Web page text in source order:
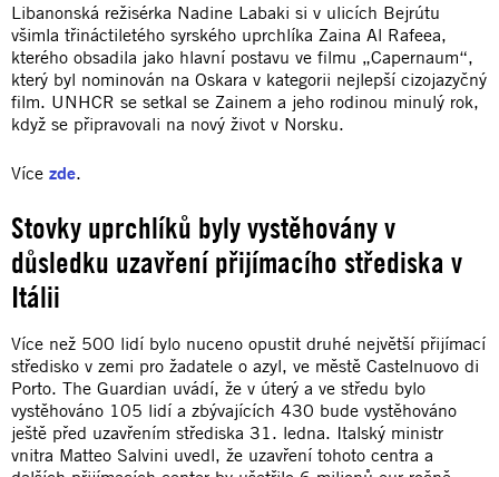
Libanonská režisérka Nadine Labaki si v ulicích Bejrútu
všimla třináctiletého syrského uprchlíka Zaina Al Rafeea,
kterého obsadila jako hlavní postavu ve filmu „Capernaum“,
který byl nominován na Oskara v kategorii nejlepší cizojazyčný
film. UNHCR se setkal se Zainem a jeho rodinou minulý rok,
když se připravovali na nový život v Norsku.
Více zde.
Stovky uprchlíků byly vystěhovány v
důsledku uzavření přijímacího střediska v
Itálii
Více než 500 lidí bylo nuceno opustit druhé největší přijímací
středisko v zemi pro žadatele o azyl, ve městě Castelnuovo di
Porto. The Guardian uvádí, že v úterý a ve středu bylo
vystěhováno 105 lidí a zbývajících 430 bude vystěhováno
ještě před uzavřením střediska 31. ledna. Italský ministr
vnitra Matteo Salvini uvedl, že uzavření tohoto centra a